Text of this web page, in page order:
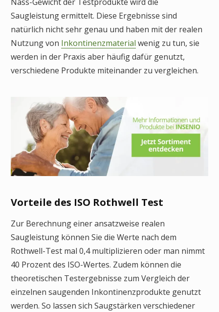
Nass-Gewicht der Testprodukte wird die
Saugleistung ermittelt. Diese Ergebnisse sind
natürlich nicht sehr genau und haben mit der realen
Nutzung von Inkontinenzmaterial wenig zu tun, sie
werden in der Praxis aber häufig dafür genutzt,
verschiedene Produkte miteinander zu vergleichen.
Vorteile des ISO Rothwell Test
Zur Berechnung einer ansatzweise realen
Saugleistung können Sie die Werte nach dem
Rothwell-Test mal 0,4 multiplizieren oder man nimmt
40 Prozent des ISO-Wertes. Zudem können die
theoretischen Testergebnisse zum Vergleich der
einzelnen saugenden Inkontinenzprodukte genutzt
werden. So lassen sich Saugstärken verschiedener